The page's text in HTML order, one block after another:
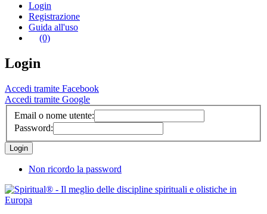
Login
Registrazione
Guida all'uso
(0)
Login
Accedi tramite Facebook
Accedi tramite Google
Email o nome utente:
Password:
Non ricordo la password